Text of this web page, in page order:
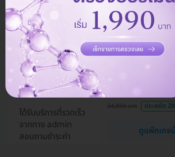
ฉีดวัคซีน HPV
ป้องกันมะเร็งปาก
มดลูก ชนิด 9 สาย
พันธุ์
05 ธ.ค. 2024
ได้รับบริการที่รวดเร็ว
จากทาง admin
สอบถามชำระค่า
ฉีดวัคซีน HPV ป้อง
ปากมดลูก ชนิด 9
เข็ม สำหรับผู้ที่อา
24,850 บาท ประหยัด
ดูแพ็กเกจนี้